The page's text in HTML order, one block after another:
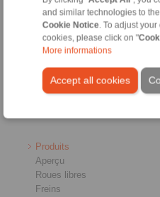
and similar technologies to
Cookie Notice. To adjust
cookies, please click on "
More informations
Accept all cookies
Accueil |Formulaire de contact
confidentialité
| Conditions
Produits
Aperçu
Roues libres
Freins